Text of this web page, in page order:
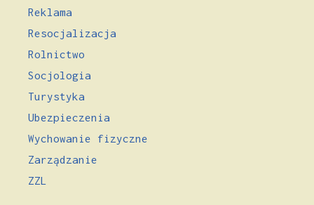
Reklama
Resocjalizacja
Rolnictwo
Socjologia
Turystyka
Ubezpieczenia
Wychowanie fizyczne
Zarządzanie
ZZL